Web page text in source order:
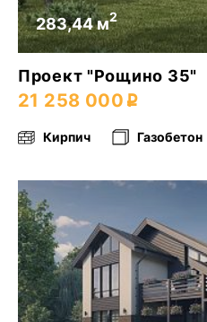
283,44 м2
Проект "Рощино 35"
21 258 000
Кирпич Газобетон